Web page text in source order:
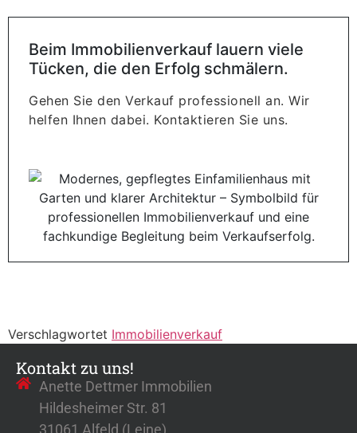
Beim Immobilienverkauf lauern viele
Tücken, die den Erfolg schmälern.
Gehen Sie den Verkauf professionell an. Wir
helfen Ihnen dabei. Kontaktieren Sie uns.
Verschlagwortet Immobilienverkauf
Kontakt zu uns!
Anette Dettmer Immobilien
Hildesheimer Str. 81
31061 Alfeld (Leine)